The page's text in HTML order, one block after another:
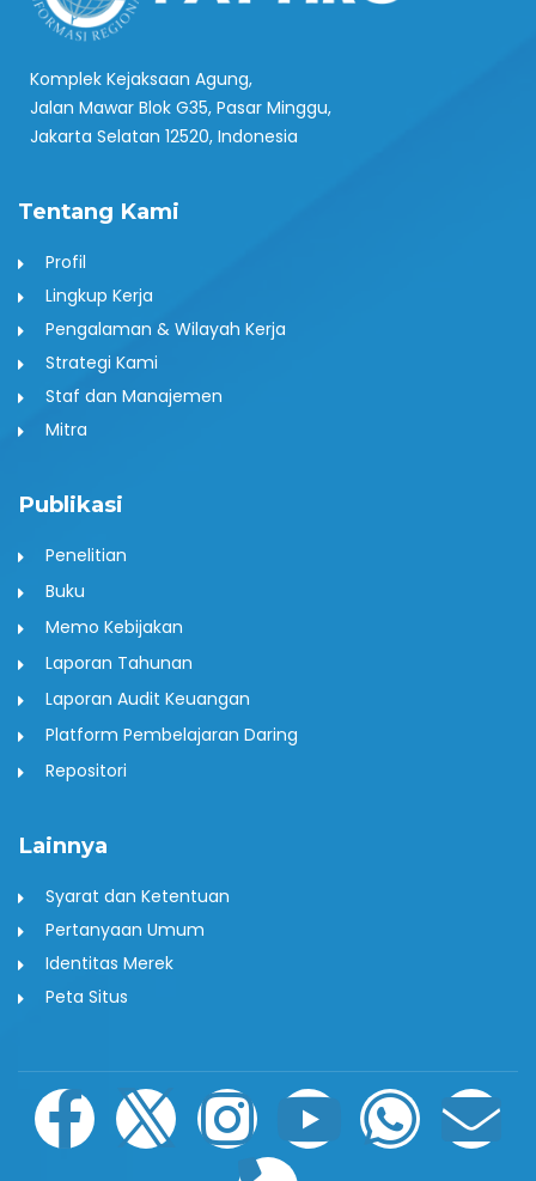
Komplek Kejaksaan Agung,
Jalan Mawar Blok G35, Pasar Minggu,
Jakarta Selatan 12520, Indonesia
Tentang Kami
Profil
Lingkup Kerja
Pengalaman & Wilayah Kerja
Strategi Kami
Staf dan Manajemen
Mitra
Publikasi
Penelitian
Buku
Memo Kebijakan
Laporan Tahunan
Laporan Audit Keuangan
Platform Pembelajaran Daring
Repositori
Lainnya
Syarat dan Ketentuan
Pertanyaan Umum
Identitas Merek
Peta Situs
F I I Y W E
P